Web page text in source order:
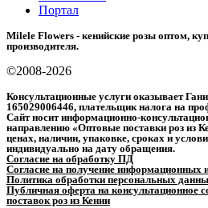
Портал
Milele Flowers - кенийские розы оптом,
производителя.
©2008-2026
Консультационные услуги оказывает
165029006446, плательщик налога на
Сайт носит информационно-
направлению «Оптовые поставки роз из
ценах, наличии, упаковке, сроках и
индивидуально на дату обращения.
Согласие на обработку ПД
Согласие на получение информационных
Политика обработки персональных
Публичная оферта на консультационное
поставок роз из Кении